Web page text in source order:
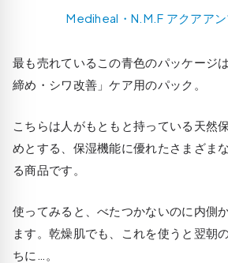
Mediheal・N.M.F アクアア
最も売れているこの青色のパッケージ
締め・シワ改善」ケア用のパック。
こちらは人がもともと持っている天然
めとする、保湿機能に優れたさまざま
る商品です。
使ってみると、べたつかないのに内側
ます。乾燥肌でも、これを使うと翌朝
ちに…。